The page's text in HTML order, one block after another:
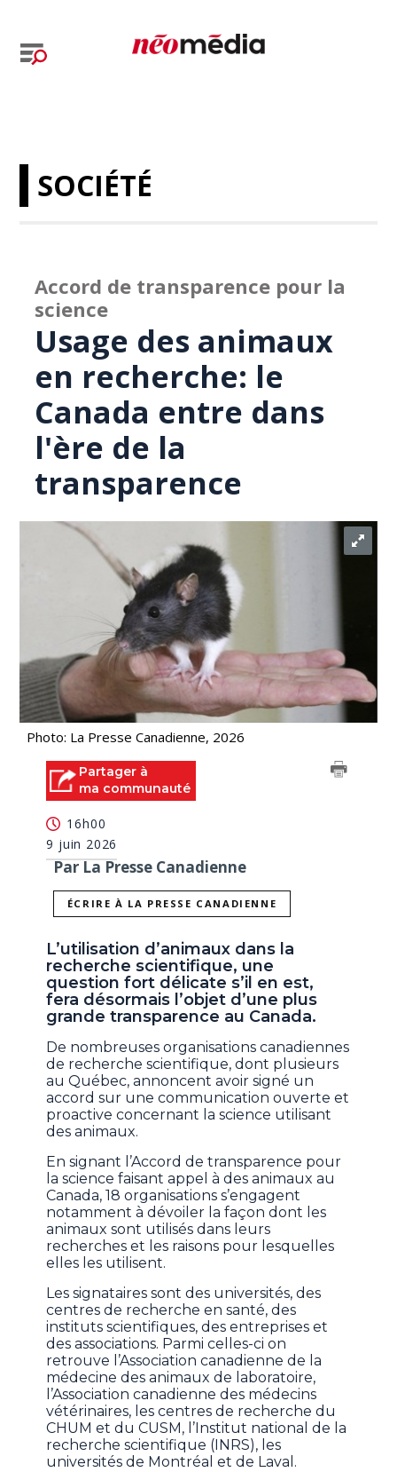
SOCIÉTÉ
Accord de transparence pour la
science
Usage des animaux
en recherche: le
Canada entre dans
l'ère de la
transparence
Photo: La Presse Canadienne, 2026
Partager à
ma communauté
16h00
9 juin 2026
Par La Presse Canadienne
ÉCRIRE À LA PRESSE CANADIENNE
L’utilisation d’animaux dans la
recherche scientifique, une
question fort délicate s’il en est,
fera désormais l’objet d’une plus
grande transparence au Canada.
De nombreuses organisations canadiennes
de recherche scientifique, dont plusieurs
au Québec, annoncent avoir signé un
accord sur une communication ouverte et
proactive concernant la science utilisant
des animaux.
En signant l’Accord de transparence pour
la science faisant appel à des animaux au
Canada, 18 organisations s’engagent
notamment à dévoiler la façon dont les
animaux sont utilisés dans leurs
recherches et les raisons pour lesquelles
elles les utilisent.
Les signataires sont des universités, des
centres de recherche en santé, des
instituts scientifiques, des entreprises et
des associations. Parmi celles-ci on
retrouve l’Association canadienne de la
médecine des animaux de laboratoire,
l’Association canadienne des médecins
vétérinaires, les centres de recherche du
CHUM et du CUSM, l’Institut national de la
recherche scientifique (INRS), les
universités de Montréal et de Laval.